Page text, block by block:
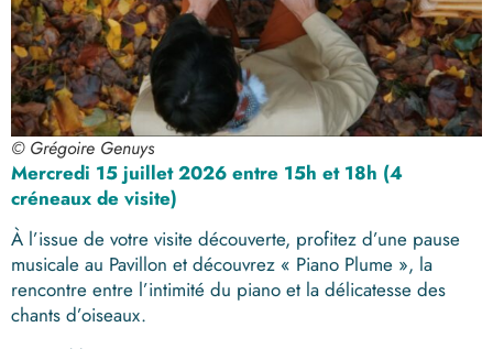
© Grégoire Genuys
Mercredi 15 juillet 2026 entre 15h et 18h (4
créneaux de visite)
À l’issue de votre visite découverte, profitez d’une pause
musicale au Pavillon et découvrez « Piano Plume », la
rencontre entre l’intimité du piano et la délicatesse des
chants d’oiseaux.